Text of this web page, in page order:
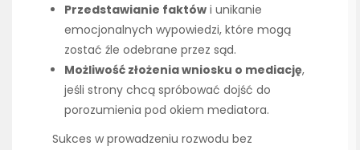
Przedstawianie faktów i unikanie
emocjonalnych wypowiedzi, które mogą
zostać źle odebrane przez sąd.
Możliwość złożenia wniosku o mediację,
jeśli strony chcą spróbować dojść do
porozumienia pod okiem mediatora.
Sukces w prowadzeniu rozwodu bez